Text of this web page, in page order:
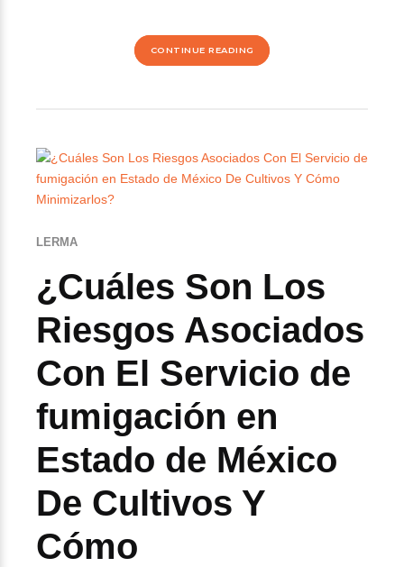
CONTINUE READING
LERMA
¿Cuáles Son Los
Riesgos Asociados
Con El Servicio de
fumigación en
Estado de México
De Cultivos Y
Cómo